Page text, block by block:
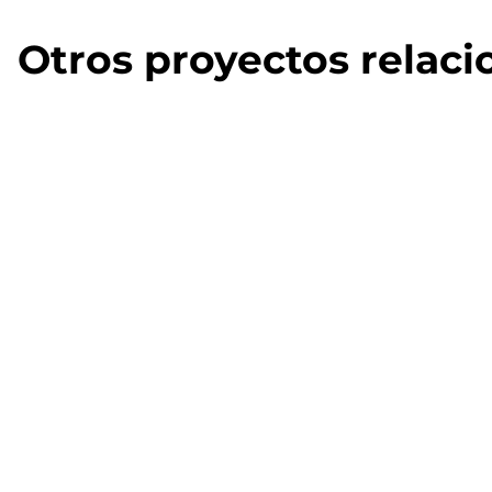
Otros proyectos